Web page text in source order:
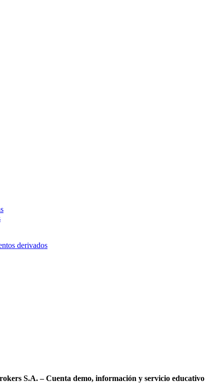
derivados
S.A. – Cuenta demo, información y servicio educativo